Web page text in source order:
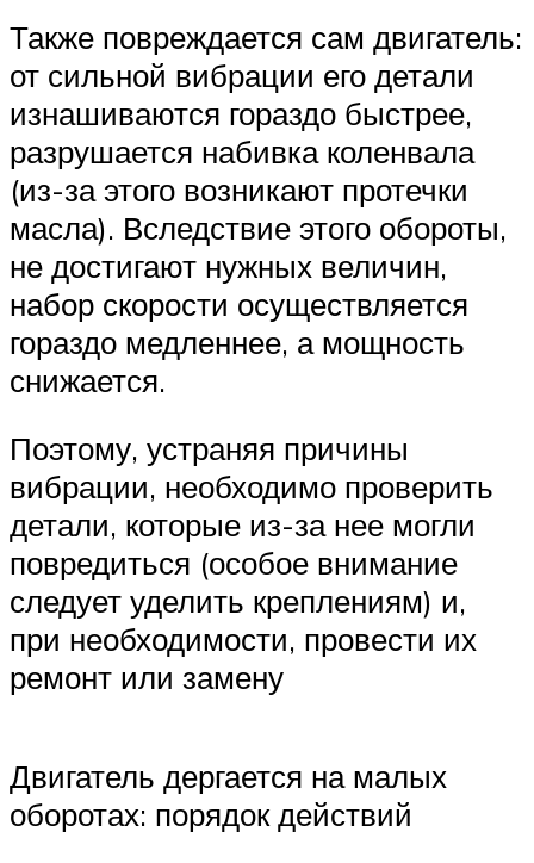
Также повреждается сам двигатель:
от сильной вибрации его детали
изнашиваются гораздо быстрее,
разрушается набивка коленвала
(из-за этого возникают протечки
масла). Вследствие этого обороты,
не достигают нужных величин,
набор скорости осуществляется
гораздо медленнее, а мощность
снижается.
Поэтому, устраняя причины
вибрации, необходимо проверить
детали, которые из-за нее могли
повредиться (особое внимание
следует уделить креплениям) и,
при необходимости, провести их
ремонт или замену
Двигатель дергается на малых
оборотах: порядок действий